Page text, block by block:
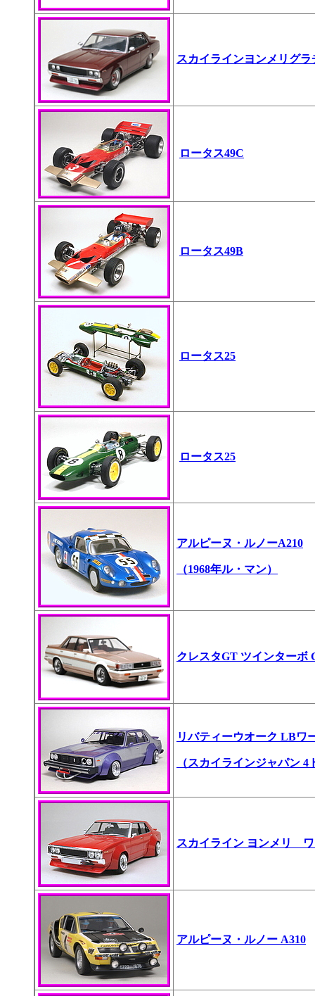
スカイラインヨンメリグラ
ロータス49C
ロータス49B
ロータス25
ロータス25
アルピーヌ・ルノーA210
（1968年ル・マン）
クレスタGT ツインターボ
リバティーウオーク LBワ
（スカイラインジャパン 4
スカイライン ヨンメリ
アルピーヌ・ルノー A310